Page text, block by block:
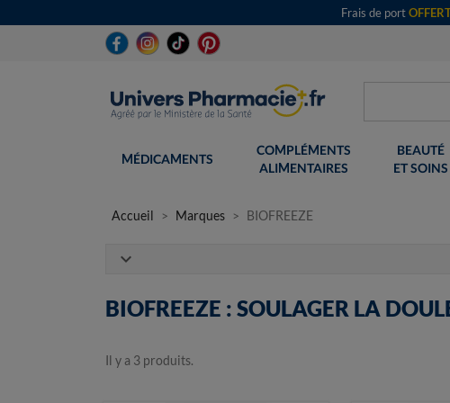
Frais de port
MÉDICAMENTS
COMPLÉMENTS
ALIMENTAIRES
BEAUTÉ
ET SOINS
Accueil Marques BIOFREEZE
expand_more
BIOFREEZE : SOULAGER LA
Il y a 3 produits.